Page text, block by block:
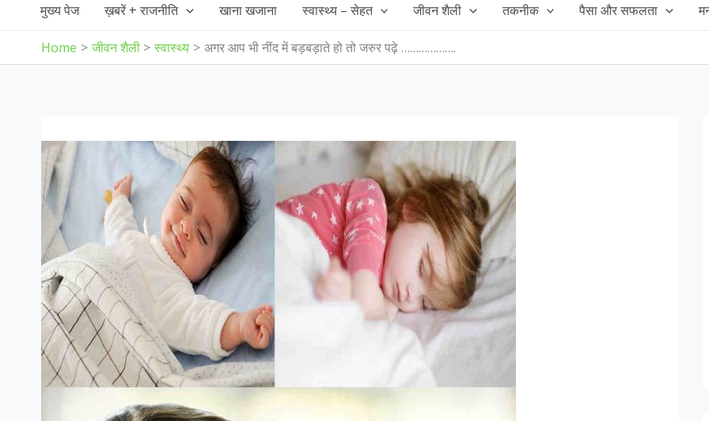
मुख्य पेज ख़बरें + राजनीति खाना खजाना स्वास्थ्य – सेहत जीवन शैली तकनीक पैसा और सफलता
Home जीवन शैली स्वास्थ्य अगर आप भी नींद में बड़बड़ाते हो तो जरुर पढ़े ……………….